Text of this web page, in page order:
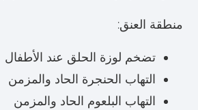
منطقة العنق:
تضخم لوزة الحلق عند الأطفال
التهاب الحنجرة الحاد والمزمن
التهاب البلعوم الحاد والمزمن